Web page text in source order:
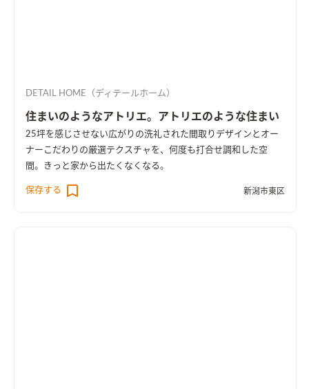
DETAIL HOME（ディテールホーム）
住まいのようなアトリエ。アトリエのような住まい
25坪を感じさせない広がりの洗礼された間取りデザインとオー
ナーこだわりの厳選テクスチャを、何度も打合せ調和した空
間。きっと家から出たくなくなる。
保存する 新潟市東区